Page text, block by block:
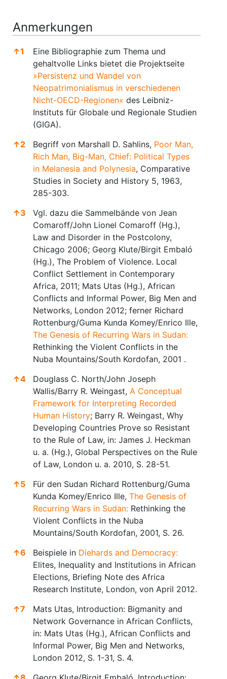
Anmerkungen
↑1
Eine Bibliographie zum Thema und
gehaltvolle Links bietet die Projektseite
»Persistenz und Wandel von
Neopatrimonialismus in verschiedenen
Nicht-OECD-Regionen« des Leibniz-
Instituts für Globale und Regionale Studien
(GIGA).
↑2 Begriff von Marshall D. Sahlins, Poor Man,
Rich Man, Big-Man, Chief: Political Types
in Melanesia and Polynesia, Comparative
Studies in Society and History 5, 1963,
285-303.
↑3
Vgl. dazu die Sammelbände von Jean
Comaroff/John Lionel Comaroff (Hg.),
Law and Disorder in the Postcolony,
Chicago 2006; Georg Klute/Birgit Embaló
(Hg.), The Problem of Violence. Local
Conflict Settlement in Contemporary
Africa, 2011; Mats Utas (Hg.), African
Conflicts and Informal Power, Big Men and
Networks, London 2012; ferner Richard
Rottenburg/Guma Kunda Komey/Enrico Ille,
The Genesis of Recurring Wars in Sudan:
Rethinking the Violent Conflicts in the
Nuba Mountains/South Kordofan, 2001 .
↑4
Douglass C. North/John Joseph
Wallis/Barry R. Weingast, A Conceptual
Framework for Interpreting Recorded
Human History; Barry R. Weingast, Why
Developing Countries Prove so Resistant
to the Rule of Law, in: James J. Heckman
u. a. (Hg.), Global Perspectives on the Rule
of Law, London u. a. 2010, S. 28-51.
↑5
Für den Sudan Richard Rottenburg/Guma
Kunda Komey/Enrico Ille, The Genesis of
Recurring Wars in Sudan: Rethinking the
Violent Conflicts in the Nuba
Mountains/South Kordofan, 2001, S. 26.
↑6 Beispiele in Diehards and Democracy:
Elites, Inequality and Institutions in African
Elections, Briefing Note des Africa
Research Institute, London, von April 2012.
↑7
Mats Utas, Introduction: Bigmanity and
Network Governance in African Conflicts,
in: Mats Utas (Hg.), African Conflicts and
Informal Power, Big Men and Networks,
London 2012, S. 1-31, S. 4.